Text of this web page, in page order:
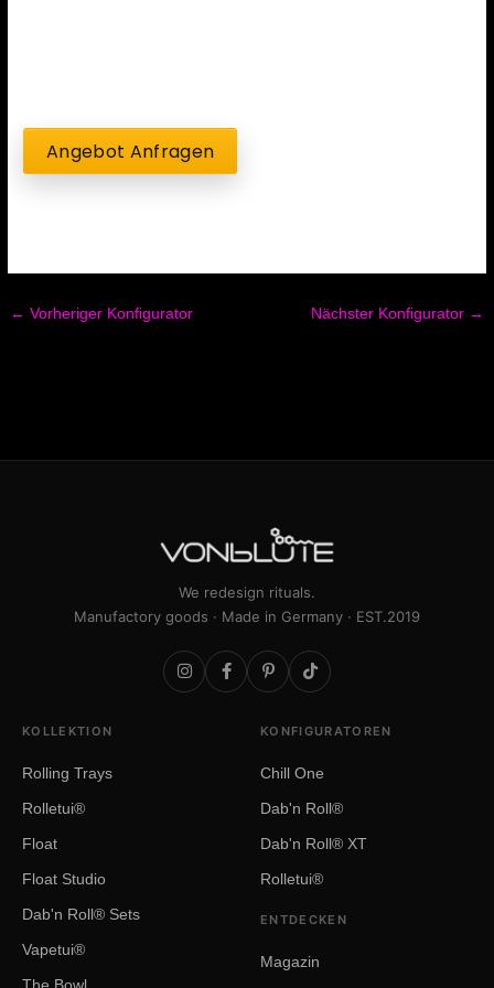
Angebot Anfragen
← Vorheriger Konfigurator Nächster Konfigurator →
We redesign rituals.
Manufactory goods · Made in Germany · EST.2019
KOLLEKTION
Rolling Trays
Rolletui®
Float
Float Studio
Dab'n Roll® Sets
Vapetui®
KONFIGURATOREN
Chill One
Dab'n Roll®
Dab'n Roll® XT
Rolletui®
ENTDECKEN
Magazin